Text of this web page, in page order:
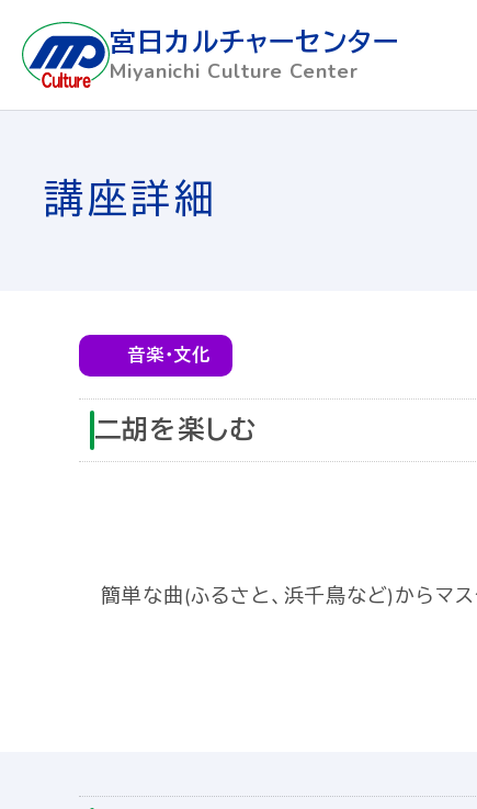
宮日カルチャーセンター
Miyanichi Culture Center
講座詳細
音楽・文化
二胡を楽しむ
簡単な曲(ふるさと、浜千鳥など)からマス